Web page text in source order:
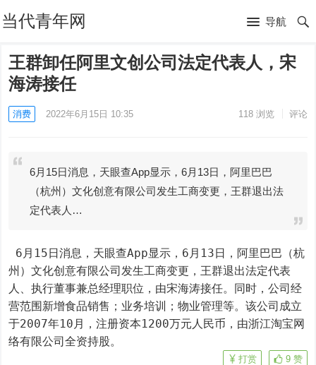
当代青年网 导航
王群卸任阿里文创公司法定代表人，宋
海涛接任
消费 2022年6月15日 10:35 118浏览 评论
6月15日消息，天眼查App显示，6月13日，阿里巴巴
（杭州）文化创意有限公司发生工商变更，王群退出法
定代表人…
州）文化创意有限公司发生工商变更，王群退出法定代表
人、执行董事兼总经理职位，由宋海涛接任。同时，公司经
营范围新增食品销售；业务培训；物业管理等。该公司成立
于2007年10月，注册资本1200万元人民币，由浙江淘宝网
络有限公司全资持股。
9 赞
打赏